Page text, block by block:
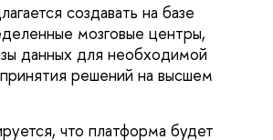
создавать на базе
мозговые центры,
данных для необходимой
решений на высшем
что платформа будет